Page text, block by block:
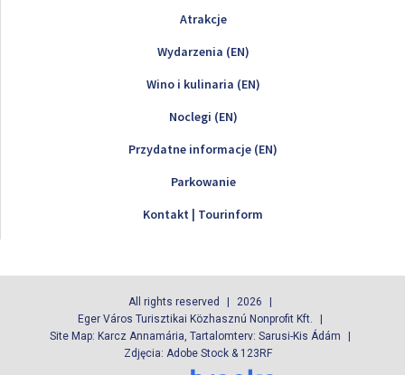
Atrakcje
Wydarzenia (EN)
Wino i kulinaria (EN)
Noclegi (EN)
Przydatne informacje (EN)
Parkowanie
Kontakt | Tourinform
All rights reserved
2026
Eger Város Turisztikai Közhasznú Nonprofit Kft.
Site Map: Karcz Annamária, Tartalomterv: Sarusi-Kis Ádám
Zdjęcia: Adobe Stock & 123RF